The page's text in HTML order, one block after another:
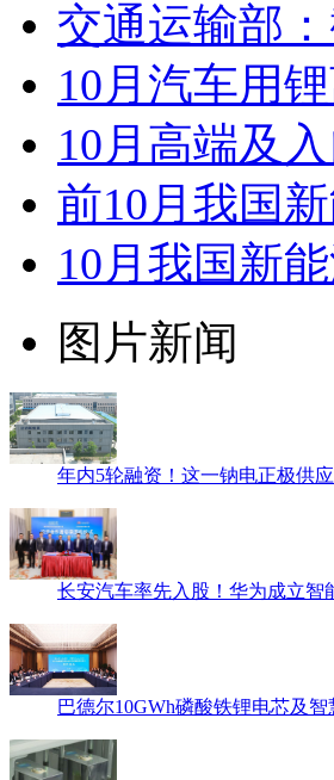
交通运输部
10月汽车用
10月高端及
前10月我国
10月我国新
图片新闻
年内5轮融资！这一钠电正极供
长安汽车率先入股！华为成立智
巴德尔10GWh磷酸铁锂电芯及